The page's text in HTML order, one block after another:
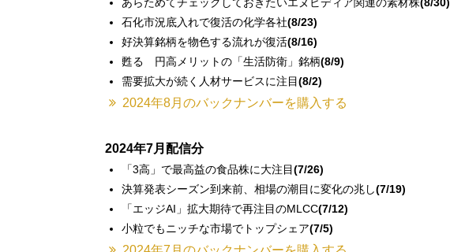
石化市況底入れで復活の化学各社(8/23)
好決算銘柄を物色する流れが復活(8/16)
甦る 円高メリットの「生活防衛」銘柄(8/9)
需要拡大が続く人材サービスに注目(8/2)
2024年8月のバックナンバーを購入する
2024年7月配信分
「3高」で最高益の食品株に大注目(7/26)
決算発表シーズン到来前、相場の潮目に変化の兆し(7/19)
「エッジAI」拡大期待で再注目のMLCC(7/12)
小粒でもニッチな市場でトップシェア(7/5)